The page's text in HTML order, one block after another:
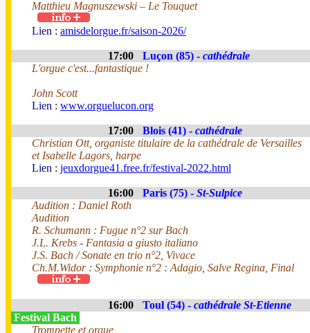
Matthieu Magnuszewski – Le Touquet
Lien : amisdelorgue.fr/saison-2026/
17:00 Luçon (85) - cathédrale
L'orgue c'est...fantastique !
John Scott
Lien : www.orguelucon.org
17:00 Blois (41) - cathédrale
Christian Ott, organiste titulaire de la cathédrale de Versailles
et Isabelle Lagors, harpe
Lien : jeuxdorgue41.free.fr/festival-2022.html
16:00 Paris (75) - St-Sulpice
Audition : Daniel Roth
Audition
R. Schumann : Fugue n°2 sur Bach
J.L. Krebs - Fantasia a giusto italiano
J.S. Bach / Sonate en trio n°2, Vivace
Ch.M.Widor : Symphonie n°2 : Adagio, Salve Regina, Final
16:00 Toul (54) - cathédrale St-Etienne
Festival Bach
Trompette et orgue